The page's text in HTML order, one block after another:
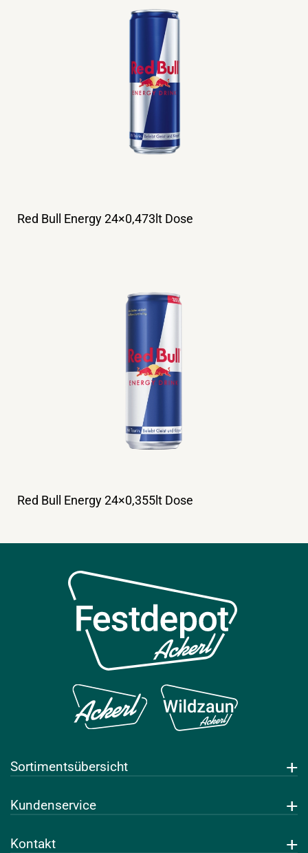
Red Bull Energy 24×0,473lt Dose
Red Bull Energy 24×0,355lt Dose
Sortimentsübersicht
Leihwaren
Kundenservice
FAQs
Kontakt